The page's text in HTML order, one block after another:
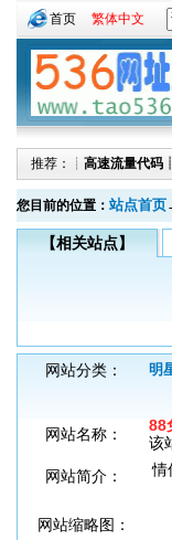
首页 繁体中文
推荐：┊ 高速流量代码 ┊
您目前的位置： 站点首页
【相关站点】
网站分类： 明
网站名称：
88
该
网站简介：
情
网站缩略图：